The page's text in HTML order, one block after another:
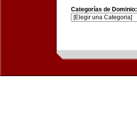
Categorías de Dominio: